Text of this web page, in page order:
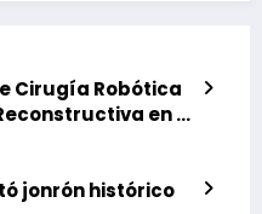
Cirugía Robótica
en el
jonrón histórico